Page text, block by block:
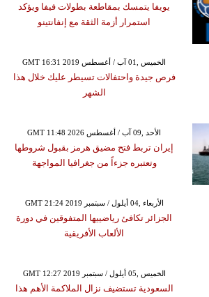
يويفا يتمسك بمقاطعة بطولات فيفا ويؤكد
استمرار أزمة الثقة مع إنفانتينو
GMT 16:31 2019 الخميس ,01 آب / أغسطس
فرص جيدة واحتفالات تسيطر عليك خلال هذا
الشهر
GMT 11:48 2026 الأحد ,09 آب / أغسطس
إيران تربط فتح مضيق هرمز بقبول شروطها
وتعتبره جزءاً من جغرافيا المواجهة
GMT 21:24 2019 الأربعاء ,04 أيلول / سبتمبر
الجزائر تكافئ رياضييها المتفوقين في دورة
الألعاب الأفريقية
GMT 12:27 2019 الخميس ,05 أيلول / سبتمبر
السعودية تستضيف نزال الملاكمة الأهم هذا